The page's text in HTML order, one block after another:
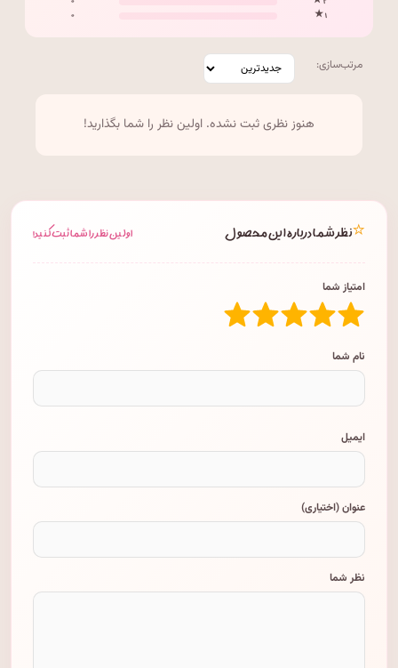
۱ ★
۰
مرتب‌سازی:
هنوز نظری ثبت نشده. اولین نظر را شما بگذارید!
⭐نظر شما درباره این محصول اولین نظر را شما ثبت کنید!
امتیاز شما
نام شما
ایمیل
عنوان (اختیاری)
نظر شما